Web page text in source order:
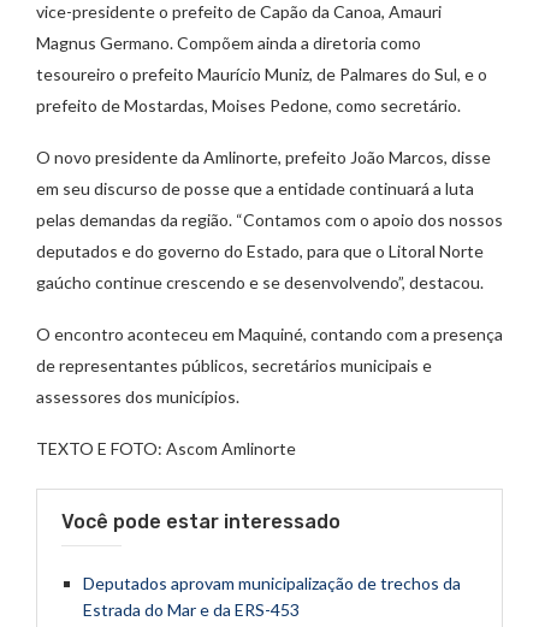
vice-presidente o prefeito de Capão da Canoa, Amauri
Magnus Germano. Compõem ainda a diretoria como
tesoureiro o prefeito Maurício Muniz, de Palmares do Sul, e o
prefeito de Mostardas, Moises Pedone, como secretário.
O novo presidente da Amlinorte, prefeito João Marcos, disse
em seu discurso de posse que a entidade continuará a luta
pelas demandas da região. “Contamos com o apoio dos nossos
deputados e do governo do Estado, para que o Litoral Norte
gaúcho continue crescendo e se desenvolvendo”, destacou.
O encontro aconteceu em Maquiné, contando com a presença
de representantes públicos, secretários municipais e
assessores dos municípios.
TEXTO E FOTO: Ascom Amlinorte
Você pode estar interessado
Deputados aprovam municipalização de trechos da
Estrada do Mar e da ERS-453